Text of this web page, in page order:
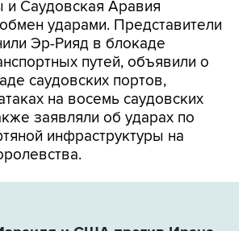
Эр-Рияд в блокаде
путей, объявили о
саудовских портов,
на восемь саудовских
заявляли об ударах по
инфраструктуры на
и США против Ирана